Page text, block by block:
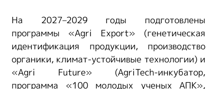
На 2027–2029 годы подготовлены
программы «Agri Export» (генетическая
идентификация продукции, производство
органики, климат-устойчивые технологии) и
«Agri Future» (AgriTech-инкубатор,
программа «100 молодых ученых АПК»,